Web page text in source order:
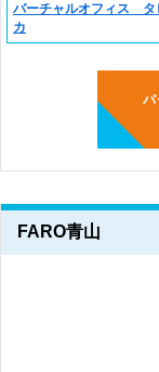
バーチャルオフィス タ
カ
FARO青山